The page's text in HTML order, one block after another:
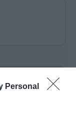
Personal